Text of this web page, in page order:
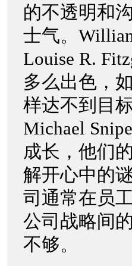
的不透明和
士气。
Louise R.
多么出色，
样达不到目
Michael
成长，他们
解开心中的
司通常在员
公司战略间
不够。